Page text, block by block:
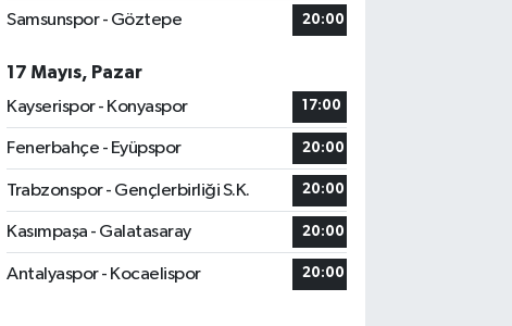
Samsunspor - Göztepe 20:00
17 Mayıs, Pazar
Kayserispor - Konyaspor
17:00
Fenerbahçe - Eyüpspor 20:00
Trabzonspor - Gençlerbirliği S.K. 20:00
Kasımpaşa - Galatasaray 20:00
Antalyaspor - Kocaelispor 20:00